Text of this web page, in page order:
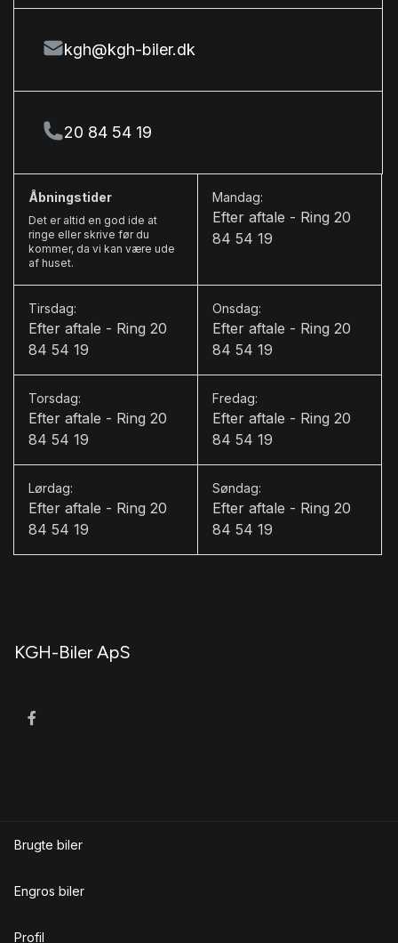
Tågelygter
USB tilslutning
Vejbaneassistent
kgh@kgh-biler.dk
20 84 54 19
Åbningstider
Det er altid en god ide at
ringe eller skrive før du
kommer, da vi kan være ude
af huset.
Mandag:
Efter aftale - Ring 20
84 54 19
Tirsdag:
Efter aftale - Ring 20
84 54 19
Onsdag:
Efter aftale - Ring 20
84 54 19
Torsdag:
Efter aftale - Ring 20
84 54 19
Fredag:
Efter aftale - Ring 20
84 54 19
Lørdag:
Efter aftale - Ring 20
84 54 19
Søndag:
Efter aftale - Ring 20
84 54 19
KGH-Biler ApS
Brugte biler
Engros biler
Profil